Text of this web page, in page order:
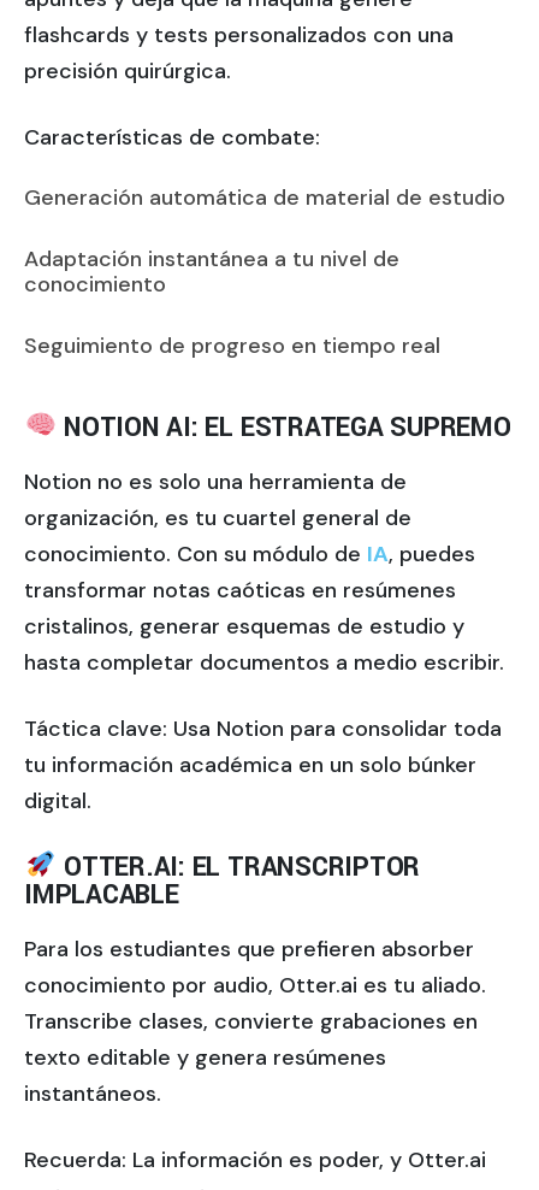
flashcards y tests personalizados con una
precisión quirúrgica.
Características de combate:
Generación automática de material de estudio
Adaptación instantánea a tu nivel de
conocimiento
Seguimiento de progreso en tiempo real
NOTION AI: EL ESTRATEGA SUPREMO
Notion no es solo una herramienta de
organización, es tu cuartel general de
conocimiento. Con su módulo de IA, puedes
transformar notas caóticas en resúmenes
cristalinos, generar esquemas de estudio y
hasta completar documentos a medio escribir.
Táctica clave: Usa Notion para consolidar toda
tu información académica en un solo búnker
digital.
OTTER.AI: EL TRANSCRIPTOR
IMPLACABLE
Para los estudiantes que prefieren absorber
conocimiento por audio, Otter.ai es tu aliado.
Transcribe clases, convierte grabaciones en
texto editable y genera resúmenes
instantáneos.
Recuerda: La información es poder, y Otter.ai